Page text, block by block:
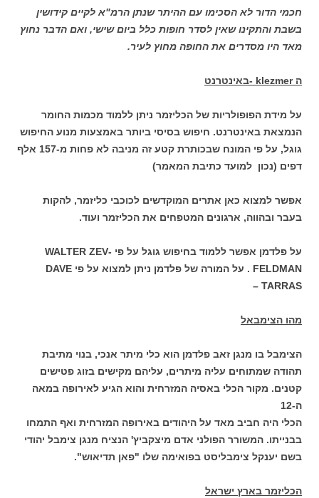
חכמי הדור לא הסכימו עם ההיתר שנתן הרמ"א לקיים קידושין
בשבת והתקינו שאין לסדר חופות כלל ביום שישי, ואם הדבר נחוץ
מאד היו מסדרים את החופה מחוץ לעיר.
ה klezmer -באינטרנט
על מידת הפופולריות של הכליזמר ניתן ללמוד מכמות החומר
הנמצאת באינטרנט. חיפוש בסיסי ביותר באמצעות מנוע החיפוש
גוגל, על פי המונח שבכותרת קטע זה מניבה לא פחות מ-157 אלף
דפים (נכון למועד כתיבת המאמר)
אפשר למצוא כאן אתרים המוקדשים לכוכבי כליזמר, להקות
בעבר ובהווה, ארגונים המטפחים את הכליזמר ועוד.
על פלדמן אפשר ללמוד בחיפוש גוגל על פי -WALTER ZEV
FELDMAN . על המורה של פלדמן ניתן למצוא על פי DAVE
TARRAS –
מהו הצימבאל
הצימבל בו מנגן זאב פלדמן הוא כלי מיתר אנכי, בנוי מתיבת
תהודה שמתוחים עליה מיתרים, עליהם מקישים בזוג פטישים
קטנים. מקור הכלי באסיה המזרחית והוא הגיע לאירופה במאה
ה-12
הכלי היה חביב מאד על היהודים באירופה המזרחית ואף התמחו
בבנייתו. המשורר הפולני אדם מיצקביץ' הנציח מנגן צימבל יהודי
בשם יענקל צימבליסט בפואימה שלו "פאן תדיאוש".
הכליזמר בארץ ישראל